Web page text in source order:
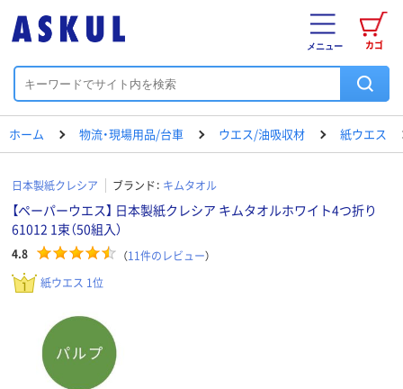
カゴ
メニュー
ホーム 物流・現場用品/台車 ウエス/油吸収材 紙ウエス
日本製紙クレシア ブランド： キムタオル
【ペーパーウエス】 日本製紙クレシア キムタオルホワイト4つ折り
61012 1束（50組入）
4.8 （11件のレビュー）
紙ウエス 1位